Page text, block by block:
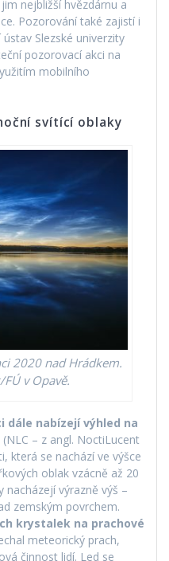
nejbližší hvězdárnu a
Pozorování také zajistí i
Slezské univerzity
pozorovací akci na
mobilního
svítící oblaky
2020 nad Hrádkem.
v Opavě.
dále nabízejí výhled na
(NLC – z angl. NoctiLucent
která se nachází ve výšce
oblak vzácně až 20
výrazně výš –
zemským povrchem.
krystalek na prachové
meteorický prach,
činnost lidí. Led se